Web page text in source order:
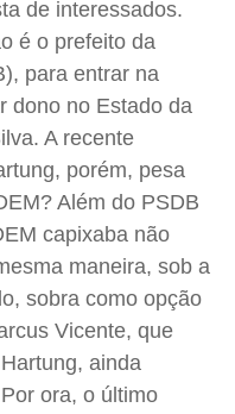
de interessados.
é o prefeito da
para entrar na
dono no Estado da
A recente
porém, pesa
Além do PSDB
capixaba não
maneira, sob a
sobra como opção
Vicente, que
ainda
ora, o último